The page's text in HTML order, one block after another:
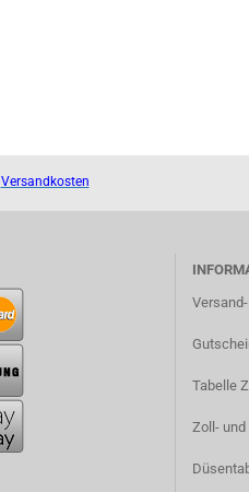
Versandkosten
Tabelle
Zoll-